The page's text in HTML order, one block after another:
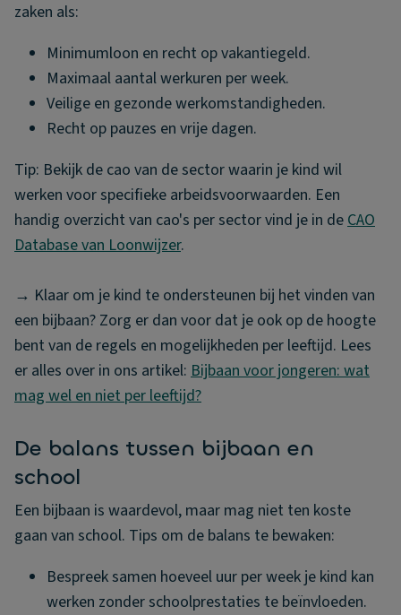
zaken als:
Minimumloon en recht op vakantiegeld.
Maximaal aantal werkuren per week.
Veilige en gezonde werkomstandigheden.
Recht op pauzes en vrije dagen.
Tip: Bekijk de cao van de sector waarin je kind wil
werken voor specifieke arbeidsvoorwaarden. Een
handig overzicht van cao's per sector vind je in deCAO
Database van Loonwijzer.
→ Klaar om je kind te ondersteunen bij het vinden van
een bijbaan? Zorg er dan voor dat je ook op de hoogte
bent van de regels en mogelijkheden per leeftijd. Lees
er alles over in ons artikel: Bijbaan voor jongeren: wat
mag wel en niet per leeftijd?
De balans tussen bijbaan en
school
Een bijbaan is waardevol, maar mag niet ten koste
gaan van school. Tips om de balans te bewaken:
Bespreek samen hoeveel uur per week je kind kan
werken zonder schoolprestaties te beïnvloeden.